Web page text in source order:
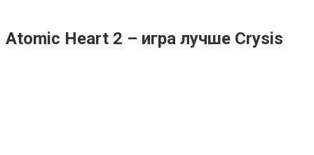
Atomic Heart 2 – игра лучше Crysis